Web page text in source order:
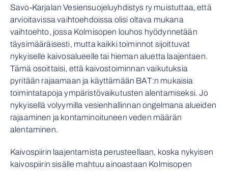
Savo-Karjalan Vesiensuojeluyhdistys ry muistuttaa, että
arvioitavissa vaihtoehdoissa olisi oltava mukana
vaihtoehto, jossa Kolmisopen louhos hyödynnetään
täysimääräisesti, mutta kaikki toiminnot sijoittuvat
nykyiselle kaivosalueelle tai hieman aluetta laajentaen.
Tämä osoittaisi, että kaivostoiminnan vaikutuksia
pyritään rajaamaan ja käyttämään BAT:n mukaisia
toimintatapoja ympäristövaikutusten alentamiseksi. Jo
nykyisellä volyymilla vesienhallinnan ongelmana alueiden
rajaaminen ja kontaminoituneen veden määrän
alentaminen.
Kaivospiirin laajentamista perusteellaan, koska nykyisen
kaivospiirin sisälle mahtuu ainoastaan Kolmisopen